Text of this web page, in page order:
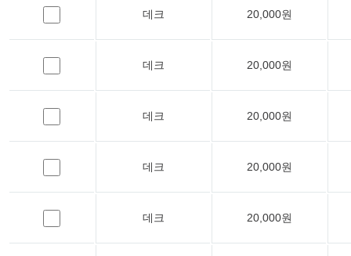
데크 20,000원
데크 20,000원
데크 20,000원
데크 20,000원
데크 20,000원